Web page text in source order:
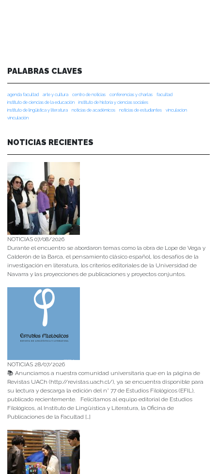
PALABRAS CLAVES
agenda facultad arte y cultura centro de noticias conferencias y charlas
facultad
instituto de ciencias de la educación
instituto de historia y ciencias sociales
instituto de lingüística y literatura
noticias de académicos noticias de estudiantes
vinculacion
vinculación
NOTICIAS RECIENTES
NOTICIAS 07/08/2026
Durante el encuentro se abordaron temas como la obra de Lope de Vega y
Calderón de la Barca, el pensamiento clásico español, los desafíos de la
investigación en literatura, los criterios editoriales de la Universidad de
Navarra y las proyecciones de publicaciones y proyectos conjuntos.
NOTICIAS 28/07/2026
📚 Anunciamos a nuestra comunidad universitaria que en la página de
Revistas UACh (http://revistas.uach.cl/), ya se encuentra disponible para
su lectura y descarga la edición del n° 77 de Estudios Filológicos (EFIL),
publicado recientemente. Felicitamos al equipo editorial de Estudios
Filológicos, al Instituto de Lingüística y Literatura, la Oficina de
Publicaciones de la Facultad […]